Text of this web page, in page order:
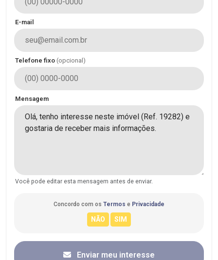
E-mail
Telefone fixo (opcional)
Mensagem
Você pode editar esta mensagem antes de enviar.
Concordo com os Termos e Privacidade
Enviar meu interesse